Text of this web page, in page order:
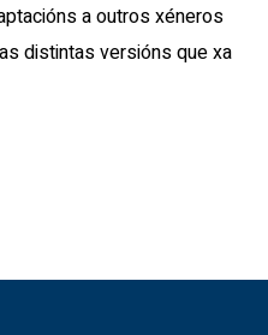
a outros xéneros
distintas versións que xa